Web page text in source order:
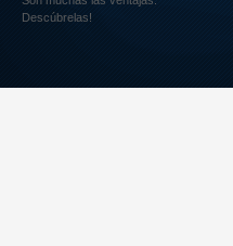
Descúbrelas!